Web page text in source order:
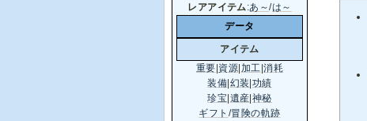
レアアイテム :あ～/は～
データ
アイテム
重要|資源|加工 |消耗
装備|幻装|功績
珍宝|遺産|神秘
ギフト /冒険の軌跡